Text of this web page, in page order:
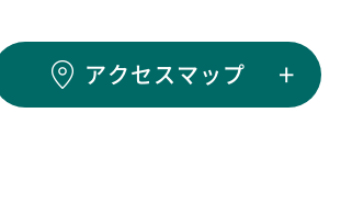
アクセスマップ